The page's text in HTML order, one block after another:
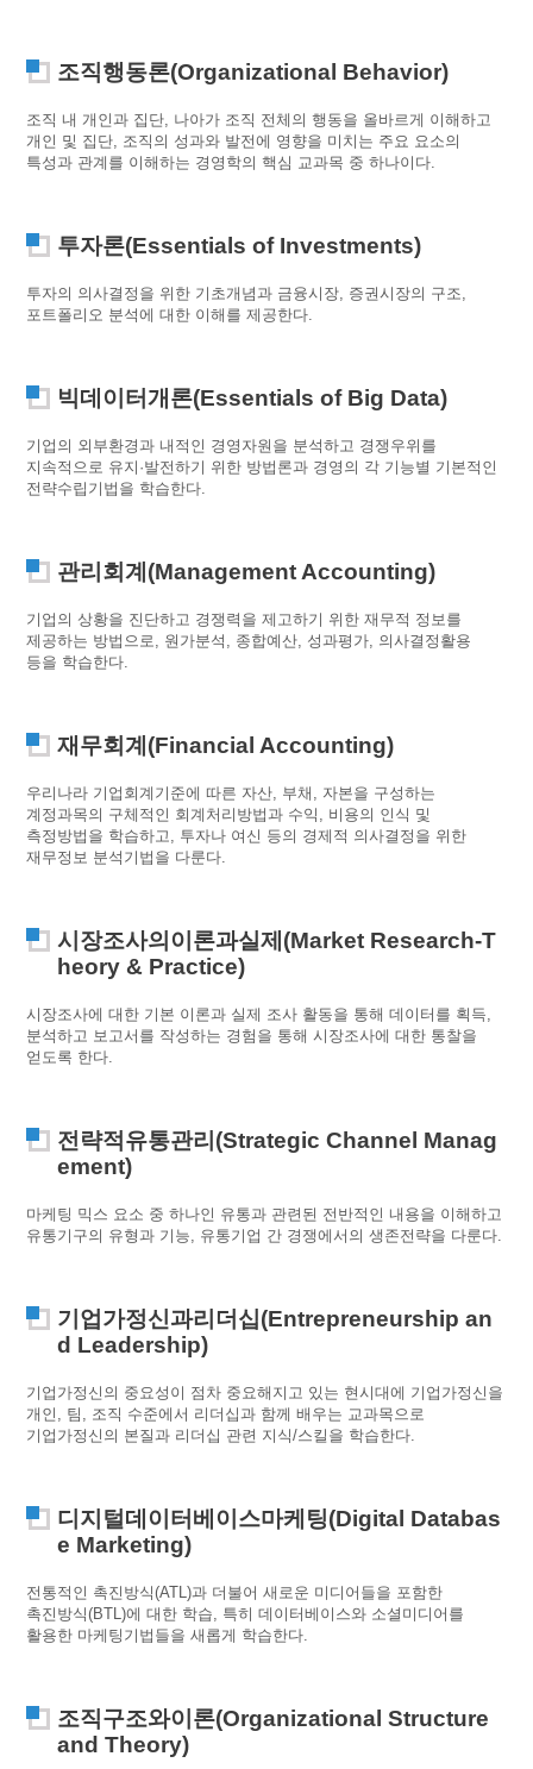
조직행동론(Organizational Behavior)
조직 내 개인과 집단, 나아가 조직 전체의 행동을 올바르게 이해하고
개인 및 집단, 조직의 성과와 발전에 영향을 미치는 주요 요소의
특성과 관계를 이해하는 경영학의 핵심 교과목 중 하나이다.
투자론(Essentials of Investments)
투자의 의사결정을 위한 기초개념과 금융시장, 증권시장의 구조,
포트폴리오 분석에 대한 이해를 제공한다.
빅데이터개론(Essentials of Big Data)
기업의 외부환경과 내적인 경영자원을 분석하고 경쟁우위를
지속적으로 유지·발전하기 위한 방법론과 경영의 각 기능별 기본적인
전략수립기법을 학습한다.
관리회계(Management Accounting)
기업의 상황을 진단하고 경쟁력을 제고하기 위한 재무적 정보를
제공하는 방법으로, 원가분석, 종합예산, 성과평가, 의사결정활용
등을 학습한다.
재무회계(Financial Accounting)
우리나라 기업회계기준에 따른 자산, 부채, 자본을 구성하는
계정과목의 구체적인 회계처리방법과 수익, 비용의 인식 및
측정방법을 학습하고, 투자나 여신 등의 경제적 의사결정을 위한
재무정보 분석기법을 다룬다.
시장조사의이론과실제(Market Research-T
heory & Practice)
시장조사에 대한 기본 이론과 실제 조사 활동을 통해 데이터를 획득,
분석하고 보고서를 작성하는 경험을 통해 시장조사에 대한 통찰을
얻도록 한다.
전략적유통관리(Strategic Channel Manag
ement)
마케팅 믹스 요소 중 하나인 유통과 관련된 전반적인 내용을 이해하고
유통기구의 유형과 기능, 유통기업 간 경쟁에서의 생존전략을 다룬다.
기업가정신과리더십(Entrepreneurship an
d Leadership)
기업가정신의 중요성이 점차 중요해지고 있는 현시대에 기업가정신을
개인, 팀, 조직 수준에서 리더십과 함께 배우는 교과목으로
기업가정신의 본질과 리더십 관련 지식/스킬을 학습한다.
디지털데이터베이스마케팅(Digital Databas
e Marketing)
전통적인 촉진방식(ATL)과 더불어 새로운 미디어들을 포함한
촉진방식(BTL)에 대한 학습, 특히 데이터베이스와 소셜미디어를
활용한 마케팅기법들을 새롭게 학습한다.
조직구조와이론(Organizational Structure
and Theory)